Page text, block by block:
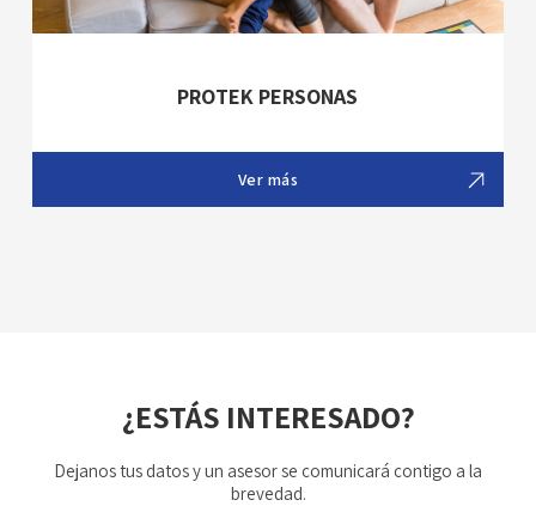
PROTEK PERSONAS
Ver más
¿ESTÁS INTERESADO?
Dejanos tus datos y un asesor se comunicará contigo a la
brevedad.